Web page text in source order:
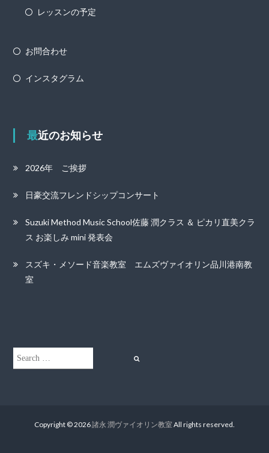
レッスンの予定
お問合わせ
インスタグラム
最近のお知らせ
2026年 ご挨拶
日豪交流フレンドシップコンサート
Suzuki Method Music School佐藤 潤クラス ＆ ピカリ直美クラ
ス お楽しみ mini 発表会
スズキ・メソード音楽教室 エムズヴァイオリン品川港南教
室
Search
Search
Copyright © 2026諸永 潤ヴァイオリン教室All rights reserved.